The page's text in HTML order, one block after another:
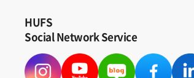
HUFS
Social Network Service